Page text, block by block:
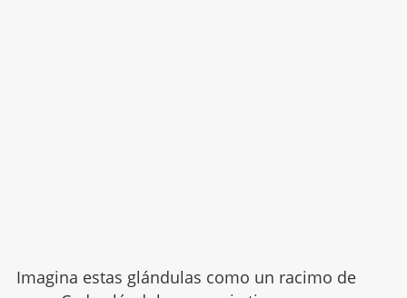
Imagina estas glándulas como un racimo de